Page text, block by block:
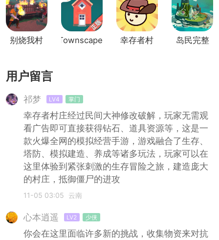
别烧我村
Townscaper
幸存者村
岛民完整
用户留言
祁梦 LV4 掌门
幸存者村庄经过民间大神修改破解，玩家无需观
看广告即可直接获得钻石、道具资源等，这是一
款火爆全网的模拟经营手游，游戏融合了生存、
塔防、模拟建造、养成等诸多玩法，玩家可以在
这里体验到紧张刺激的生存冒险之旅，建造庞大
的村庄，抵御僵尸的进攻
11-05 03:05 云南
心本逍遥 LV2 少侠
你会在这里面临许多新的挑战，收集物资来对抗